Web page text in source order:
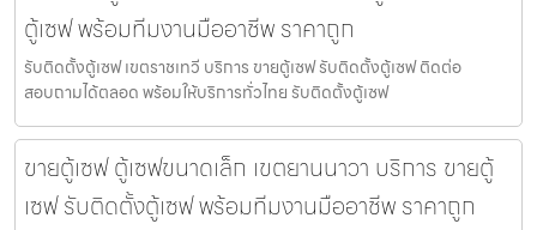
ตู้เซฟ พร้อมทีมงานมืออาชีพ ราคาถูก
รับติดตั้งตู้เซฟ เขตราชเทวี บริการ ขายตู้เซฟ รับติดตั้งตู้เซฟ ติดต่อ
สอบถามได้ตลอด พร้อมให้บริการทั่วไทย รับติดตั้งตู้เซฟ
ขายตู้เซฟ ตู้เซฟขนาดเล็ก เขตยานนาวา บริการ ขายตู้
เซฟ รับติดตั้งตู้เซฟ พร้อมทีมงานมืออาชีพ ราคาถูก